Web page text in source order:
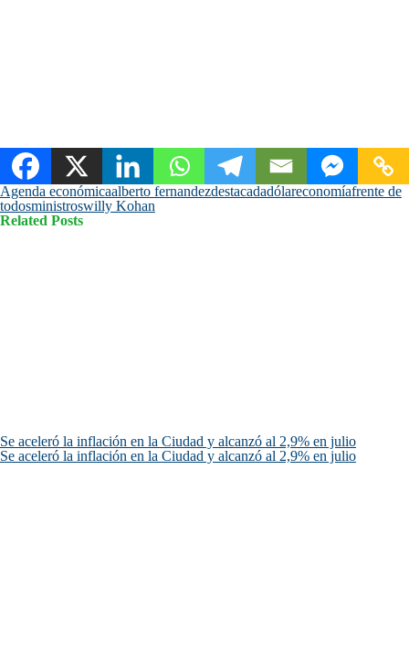
Agenda económicaalberto fernandezdestacadadólareconomíafrente de
todosministroswilly Kohan
Related Posts
Se aceleró la inflación en la Ciudad y alcanzó al 2,9% en julio
Se aceleró la inflación en la Ciudad y alcanzó al 2,9% en julio